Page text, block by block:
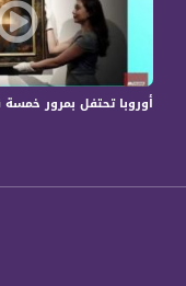
أوروبا تحتفل بمرور خمسة قرون على